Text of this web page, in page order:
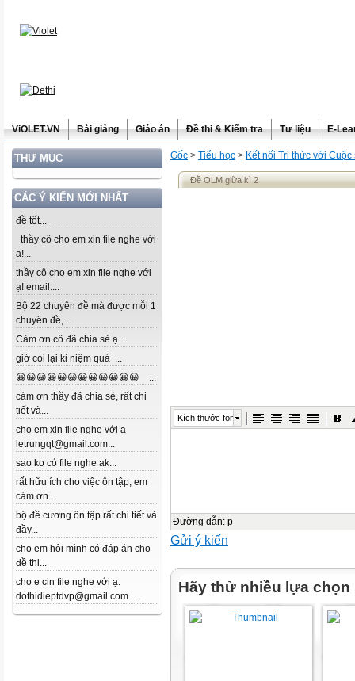
ViOLET.VN Bài giảng Giáo án Đề thi & Kiểm tra Tư liệu E-
THƯ MỤC
CÁC Ý KIẾN MỚI NHẤT
đề tốt...
thầy cô cho em xin file nghe với
ạ!...
thầy cô cho em xin file nghe với
ạ! email:...
Bộ 22 chuyên đề mà được mỗi 1
chuyên đề,...
Cảm ơn cô đã chia sẻ ạ...
giờ coi lại kỉ niệm quá ...
😀😀😀😀😀😀😀😀😀😀😀😀 ...
cám ơn thầy đã chia sẻ, rất chi
tiết và...
cho em xin file nghe với ạ
letrungqt@gmail.com...
sao ko có file nghe ak...
rất hữu ích cho việc ôn tập, em
cám ơn...
bộ đề cương ôn tập rất chi tiết và
đầy...
cho em hỏi mình có đáp án cho
đề thi...
cho e cin file nghe với ạ.
dothidieptdvp@gmail.com ...
Gốc > Tiểu học > Kết nối Tri thức với Cuộc
Đề OLM giữa kì 2
Kích thước font
Đường dẫn: p
Gửi ý kiến
Hãy thử nhiều lựa chọn